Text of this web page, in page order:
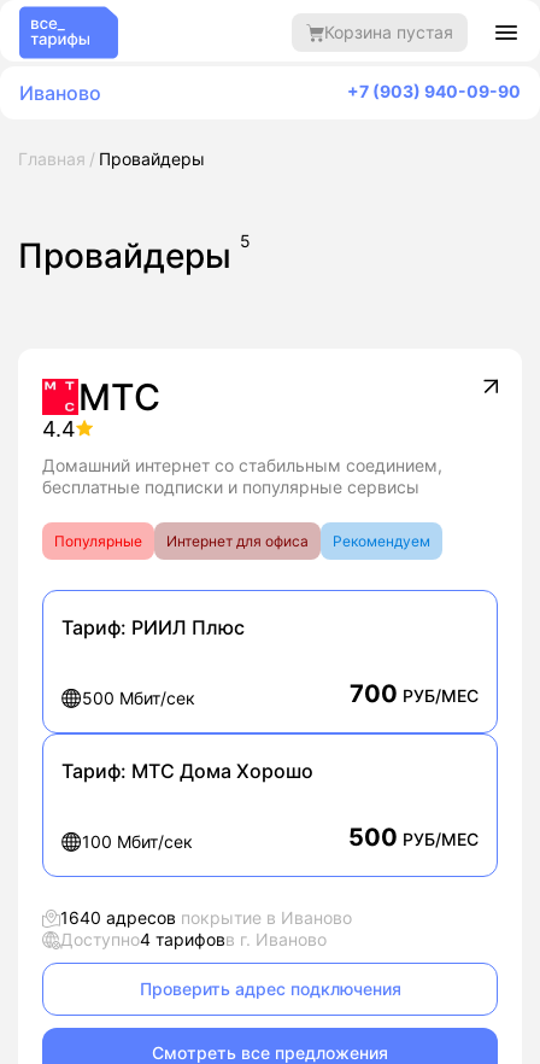
Корзина пустая
Иваново +7 (903) 940-09-90
Главная Провайдеры
Провайдеры 5
МТС
4.4
Домашний интернет со стабильным соединием,
бесплатные подписки и популярные сервисы
Популярные Интернет для офиса Рекомендуем
Тариф: РИИЛ Плюс
500 Мбит/сек 700 РУБ/МЕС
Тариф: МТС Дома Хорошо
100 Мбит/сек 500 РУБ/МЕС
1640 адресов покрытие в Иваново
Доступно4 тарифовв г. Иваново
Проверить адрес подключения
Смотреть все предложения